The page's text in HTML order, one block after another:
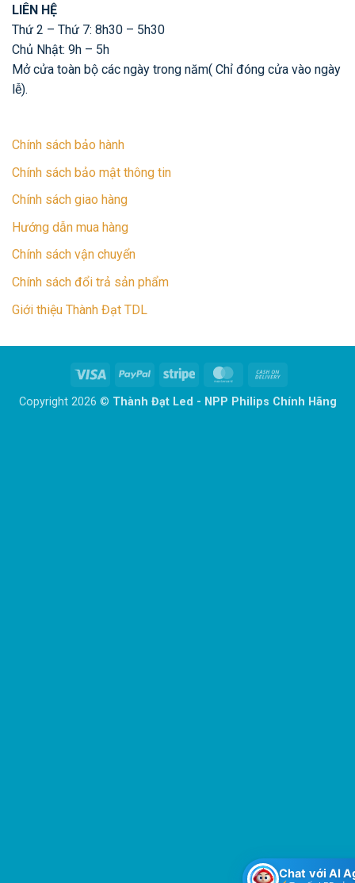
LIÊN HỆ
Thứ 2 – Thứ 7: 8h30 – 5h30
Chủ Nhật: 9h – 5h
Mở cửa toàn bộ các ngày trong năm( Chỉ đóng cửa vào ngày
lễ).
Chính sách bảo hành
Chính sách bảo mật thông tin
Chính sách giao hàng
Hướng dẫn mua hàng
Chính sách vận chuyển
Chính sách đổi trả sản phẩm
Giới thiệu Thành Đạt TDL
Visa PayPal Stripe MasterCard
Delivery
Copyright 2026 © Thành Đạt Led - NPP Philips Chính Hãng
Chat với AI